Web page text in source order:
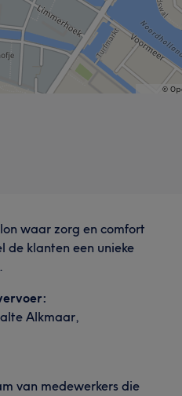
waar zorg en comfort
de klanten een unieke
Alkmaar,
van medewerkers die